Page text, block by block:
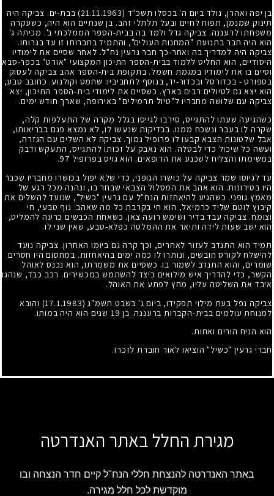
בן יפה ואהרן, נולד ביום ה' בכסלו תשכ"ד (21.11.1963)
בבת-ים. צביקה היה
תינוק שמנמן, תפוח לחיים ובעל תלתלי זהב. בן שנתיים הוא היה, כשעקרה
משפחתו לרעננה. צביקה גדל ולמד בה בבית-הספר הממלכתי ב'. מכיתה ג'
הוא היה חבר בתנועת "המחנות העולים", והתמיד בחברותו זו עד בגרותו.
צביקה היה למדריך בה ואחר-כך חבר גרעין נח"ל. לאחר שסיים את לימודיו
היסודיים, הוא החליט ללמוד בבית-הספר התיכון המקצועי "אורט" בכפר-סבא
וסיים בו את לימודיו במגמת חשמל. בתקופת בית-הספר אהב צביקה לעסוק
בספורט - בכדורסל ובכדור-יד, בנוסף לתחביביו: שחמט וקולנוע. כחובב טבע,
הוא יצא גם לטיולים רבים בארץ. כשסיים את לימודי בית-הספר התיכון, יצא
צביקה עם שלושה מחבריו ל"טיול תרמילים" באירופה, שארך חודש ימים.
כשהגיעה שעתו להתגייס, סירבו לגייסו בגלל מקרה של התעלפות קלה,
שקרה לו בעבר ונשכח ממנו. בבדיקות שנעשו לו, לא נמצא פגם בבריאותו,
אבל שלטונות הצבא קבעו לו פרופיל נמוך. צביקה לא השלים עם הגזרה,
ועשה כל שיכול כדי לבטלה. הוא נאבק על זכותו להתגייס, התעקש ודבק
במשימתו והצליח לשכנע את הרופאים. הוא גויס בפרופיל 97
.
עד לגיוסו שמר צביקה על כושרו הגופני, כדי שלא יפול בכושרו מחבריו שכבר
היו בטירונות. הוא אהב את המסלול הצבאי שבחר בו, ונהנה מכל רגע של
מאמץ גופני. כשהגיע להיאחזות הנח"ל עם גרעין "כשיל", שנועד להשלים את
קיבוץ לוטם שליד כרמיאל, הוא חי בקרבת כל מה שאהב: נוף טבעי, חי
וצומח. צביקה עבד בדיר ושימש רועה צאן. כשאחת הכבשים כרעה להמליט,
הוא ישב שעות לידה ותיאר את ההמלטה כפלא-טבע, שאין שני לו.
תמיד הוא התנדב לעזור לאחרים, וכך קרה גם ביומו האחרון. צביקה נועד
להישלח לקורס חובשים, ונותרו לו כמה ימים בהיאחזות. במחסום היו חסרים
שומרים, והוא התנדב לשמור בו. כשסיים את משמרתו, הוא נכנס לאוהל
הקשר, כדי להדריך איש מילואים כיצד להשתמש במכשירים. רכב כבד, שנהגו
איבד את השליטה עליו, מחץ לפתע את האוהל.
צביקה נפל בעת מילוי תפקידו, ביום ג' בשבט תשמ"ג (17.1.1983)
והובא
למנוחת עולמים בבית-הקברות ברעננה. בן 19 שנים הוא היה במותו.
הוא הניח הורים ואחות.
חברי גרעין "כשיל" הוציאו לאור חוברת לזכרו.
מגירת החלל באתר האנדרטה
באתר האנדרטה להנצחת חללי הנח"ל קיים חדר הנצחה ובו
מוקדשת לכל חלל מגירה.